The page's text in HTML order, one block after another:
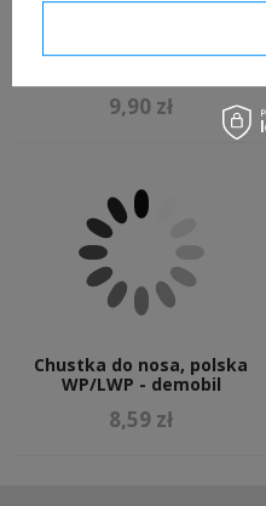
Opaska biało-czerwona
9,90 zł
Chustka do nosa, polska
WP/LWP - demobil
8,59 zł